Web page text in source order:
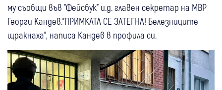
му съобщи във "Фейсбук" и.д. главен секретар на МВР
Георги Кандев."ПРИМКАТА СЕ ЗАТЕГНА! Белезниците
щракнаха", написа Кандев в профила си.